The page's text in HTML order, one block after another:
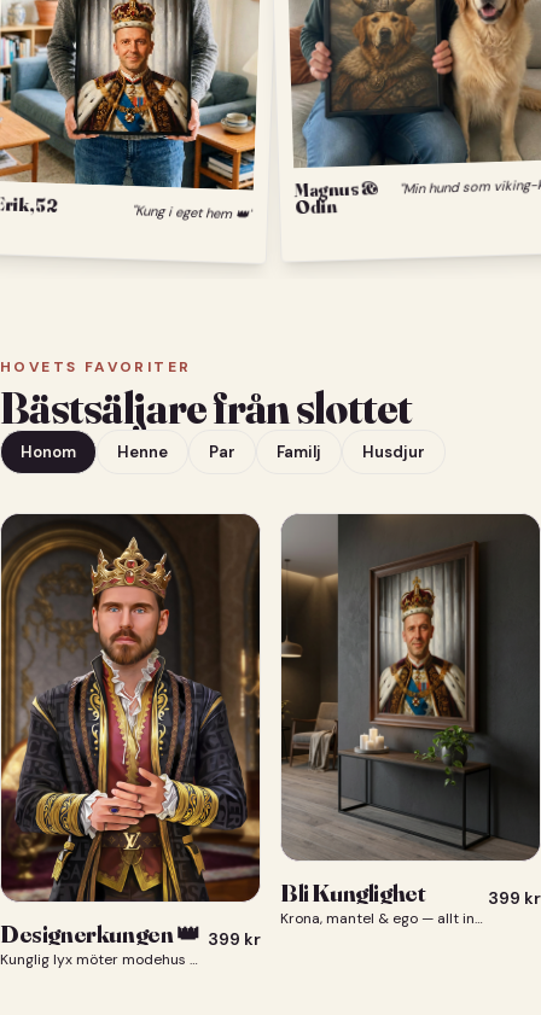
52 "Kung i eget hem 👑"
Magnus &
Odin
HOVETS FAVORITER
Bästsäljare från slottet
Honom Henne Par Familj Husdjur
Designerkungen 👑
Kunglig lyx möter modehus — du som designerkung 👑
399 kr
Bli Kunglighet
Krona, mantel & ego — allt ingår 👑
399 kr